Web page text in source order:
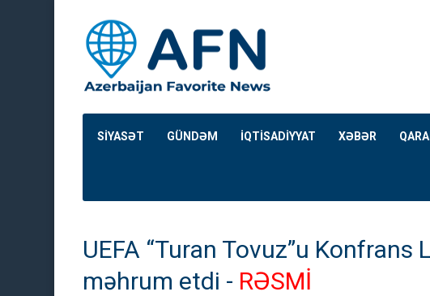
SİYASƏT GÜNDƏM İQTİSADİYYAT XƏBƏR
UEFA “Turan Tovuz”u Konfrans
məhrum etdi - RƏSMİ